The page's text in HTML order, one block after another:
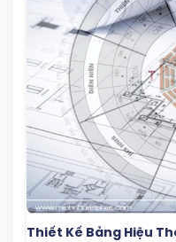
Thiết Kế Bảng Hiệu